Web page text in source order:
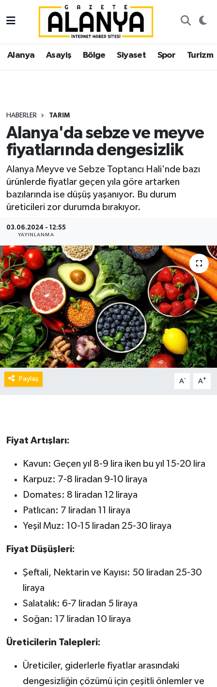
Alanya Asayiş Bölge Siyaset Spor Turizm
HABERLER TARIM
Alanya'da sebze ve meyve
fiyatlarında dengesizlik
Alanya Meyve ve Sebze Toptancı Hali'nde bazı
ürünlerde fiyatlar geçen yıla göre artarken
bazılarında ise düşüş yaşanıyor. Bu durum
üreticileri zor durumda bırakıyor.
03.06.2024 - 12:55
YAYINLANMA
Paylaş A- A+
Fiyat Artışları:
Kavun: Geçen yıl 8-9 lira iken bu yıl 15-20 lira
Karpuz: 7-8 liradan 9-10 liraya
Domates: 8 liradan 12 liraya
Patlıcan: 7 liradan 11 liraya
Yeşil Muz: 10-15 liradan 25-30 liraya
Fiyat Düşüşleri:
Şeftali, Nektarin ve Kayısı: 50 liradan 25-30
liraya
Salatalık: 6-7 liradan 5 liraya
Soğan: 17 liradan 10 liraya
Üreticilerin Talepleri:
Üreticiler, giderlerle fiyatlar arasındaki
dengesizliğin çözümü için çeşitli önlemler ve
Alanya
Asayiş
Siyaset
Spor
Ekonomi
Gazipaşa
İstanbul Nöbetçi Eczaneler
İstanbul Hava Durumu
Süper Lig Puan Durumu ve Fikstür
Tüm Manşetler
Haber Arşivi